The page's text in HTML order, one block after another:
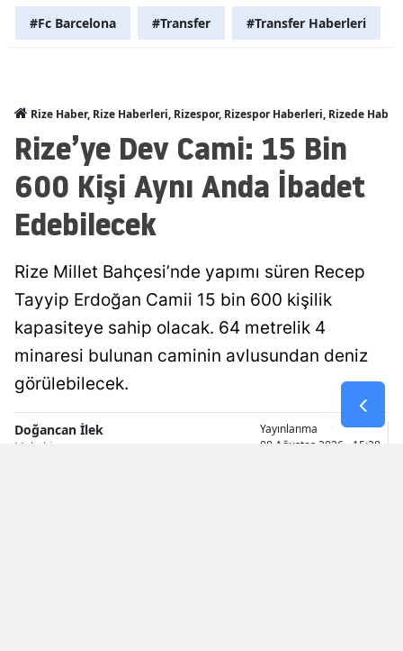
#Fc Barcelona #Transfer #Transfer Haberleri
Rize Haber, Rize Haberleri, Rizespor, Rizespor Haberleri, Rizede
Rize’ye Dev Cami: 15 Bin
600 Kişi Aynı Anda İbadet
Edebilecek
Rize Millet Bahçesi’nde yapımı süren Recep
Tayyip Erdoğan Camii 15 bin 600 kişilik
kapasiteye sahip olacak. 64 metrelik 4
minaresi bulunan caminin avlusundan deniz
görülebilecek.
Doğancan İlek
Muhabir
Yayınlanma
08 Ağustos 2026 - 15:28